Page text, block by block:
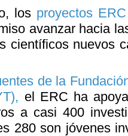
los proyectos
avanzar hacia
científicos nuevos
de la
el ERC ha
a casi 400
280 son jóvenes